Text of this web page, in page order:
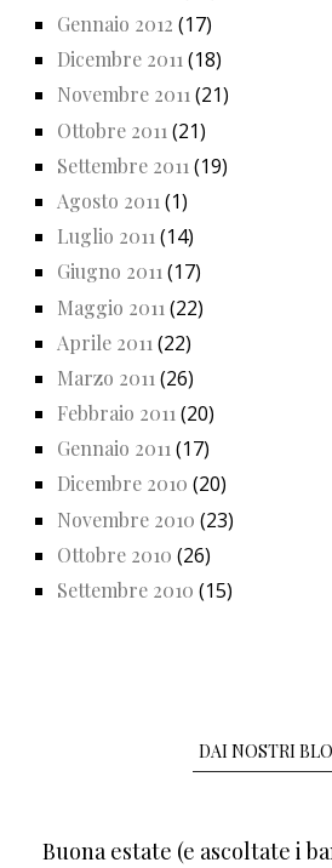
Gennaio 2012 (17)
Dicembre 2011(18)
Novembre 2011(21)
Ottobre 2011 (21)
Settembre 2011 (19)
Agosto 2011 (1)
Luglio 2011 (14)
Giugno 2011(17)
Maggio 2011 (22)
Aprile 2011 (22)
Marzo 2011 (26)
Febbraio 2011 (20)
Gennaio 2011(17)
Dicembre 2010 (20)
Novembre 2010 (23)
Ottobre 2010 (26)
Settembre 2010 (15)
DAI NOSTRI
Buona estate (e ascoltate i